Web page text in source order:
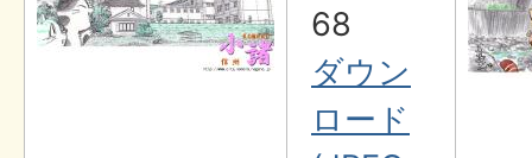
68
ダウン
ロード